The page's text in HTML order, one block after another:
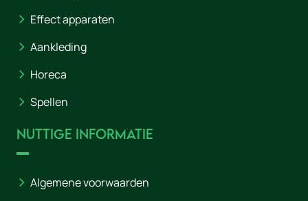
Effect apparaten
Aankleding
Horeca
Spellen
Nuttige informatie
Algemene voorwaarden